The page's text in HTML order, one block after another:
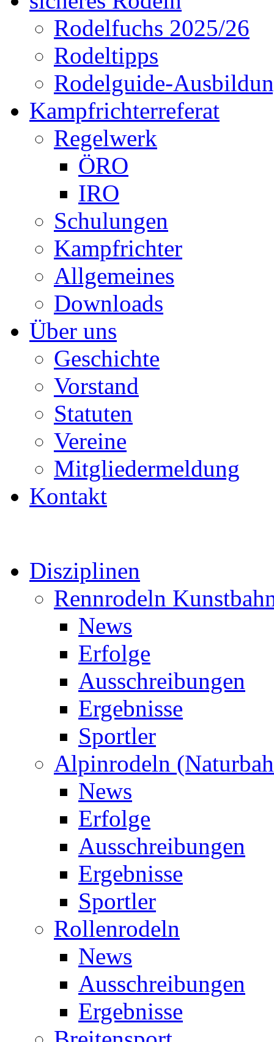
Rodelfuchs 2025/26
Rodeltipps
Rodelguide-
Kampfrichterreferat
Regelwerk
ÖRO
IRO
Schulungen
Kampfrichter
Allgemeines
Downloads
Über uns
Geschichte
Vorstand
Statuten
Vereine
Mitgliedermeldung
Kontakt
Disziplinen
Rennrodeln
News
Erfolge
Ausschreibungen
Ergebnisse
Sportler
Alpinrodeln
News
Erfolge
Ausschreibungen
Ergebnisse
Sportler
Rollenrodeln
News
Ausschreibungen
Ergebnisse